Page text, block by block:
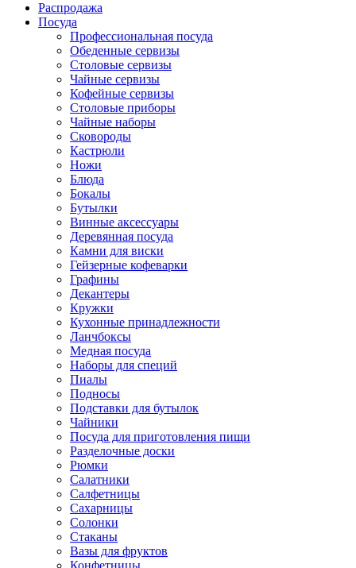
Распродажа
Посуда
Профессиональная посуда
Обеденные сервизы
Столовые сервизы
Чайные сервизы
Кофейные сервизы
Столовые приборы
Чайные наборы
Сковороды
Кастрюли
Ножи
Блюда
Бокалы
Бутылки
Винные аксессуары
Деревянная посуда
Камни для виски
Гейзерные кофеварки
Графины
Декантеры
Кружки
Кухонные принадлежности
Ланчбоксы
Медная посуда
Наборы для специй
Пиалы
Подносы
Подставки для бутылок
Чайники
Посуда для приготовления пищи
Разделочные доски
Рюмки
Салатники
Салфетницы
Сахарницы
Солонки
Стаканы
Вазы для фруктов
Конфетницы